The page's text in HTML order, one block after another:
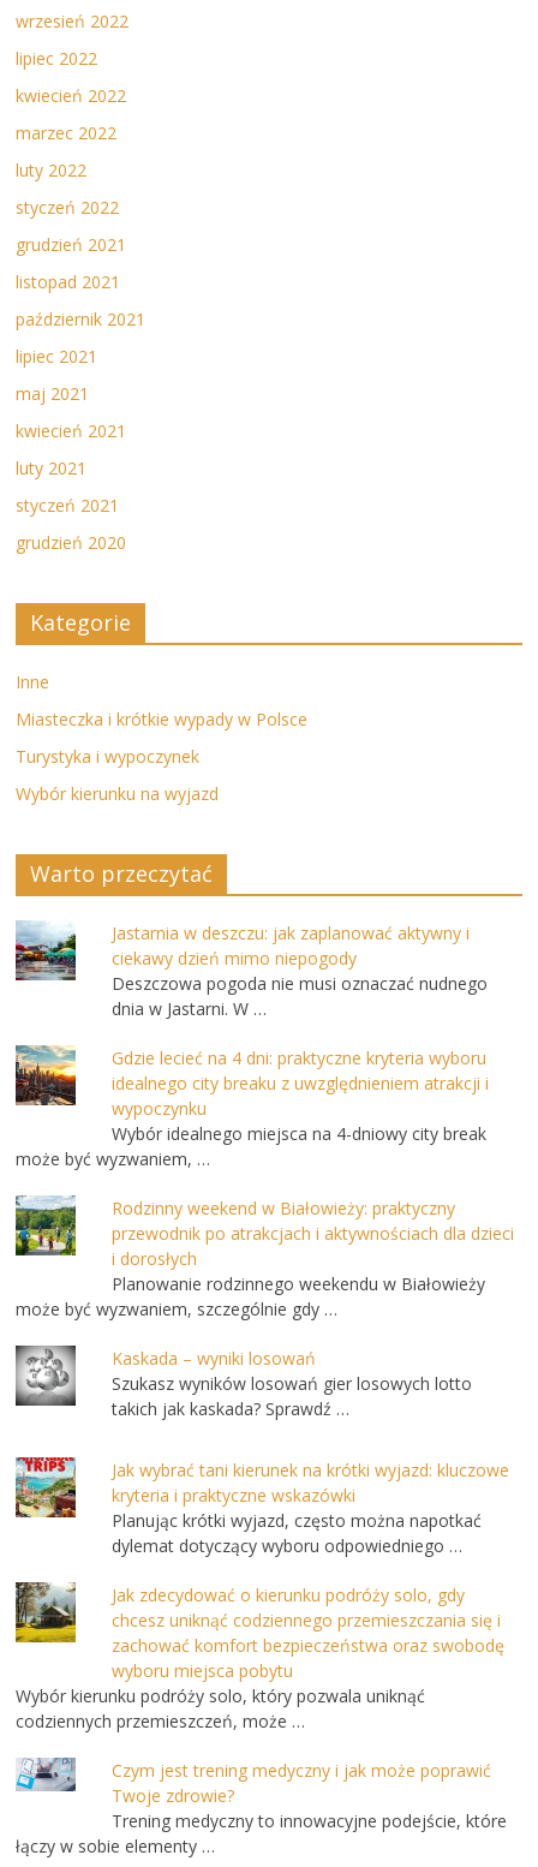
wrzesień 2022
lipiec 2022
kwiecień 2022
marzec 2022
luty 2022
styczeń 2022
grudzień 2021
listopad 2021
październik 2021
lipiec 2021
maj 2021
kwiecień 2021
luty 2021
styczeń 2021
grudzień 2020
Kategorie
Inne
Miasteczka i krótkie wypady w Polsce
Turystyka i wypoczynek
Wybór kierunku na wyjazd
Warto przeczytać
Jastarnia w deszczu: jak zaplanować aktywny i
ciekawy dzień mimo niepogody
Deszczowa pogoda nie musi oznaczać nudnego
dnia w Jastarni. W …
Gdzie lecieć na 4 dni: praktyczne kryteria wyboru
idealnego city breaku z uwzględnieniem atrakcji i
wypoczynku
Wybór idealnego miejsca na 4-dniowy city break
może być wyzwaniem, …
Rodzinny weekend w Białowieży: praktyczny
przewodnik po atrakcjach i aktywnościach dla dzieci
i dorosłych
Planowanie rodzinnego weekendu w Białowieży
może być wyzwaniem, szczególnie gdy …
Kaskada – wyniki losowań
Szukasz wyników losowań gier losowych lotto
takich jak kaskada? Sprawdź …
Jak wybrać tani kierunek na krótki wyjazd: kluczowe
kryteria i praktyczne wskazówki
Planując krótki wyjazd, często można napotkać
dylemat dotyczący wyboru odpowiedniego …
Jak zdecydować o kierunku podróży solo, gdy
chcesz uniknąć codziennego przemieszczania się i
zachować komfort bezpieczeństwa oraz swobodę
wyboru miejsca pobytu
Wybór kierunku podróży solo, który pozwala uniknąć
codziennych przemieszczeń, może …
Czym jest trening medyczny i jak może poprawić
Twoje zdrowie?
Trening medyczny to innowacyjne podejście, które
łączy w sobie elementy …